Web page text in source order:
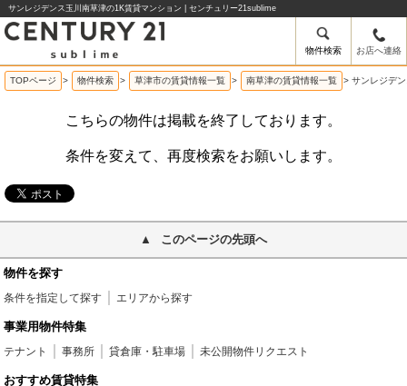
サンレジデンス玉川南草津の1K賃貸マンション | センチュリー21sublime
物件検索 お店へ連絡
TOPページ > 物件検索 > 草津市の賃貸情報一覧 > 南草津の賃貸情報一覧 > サンレジデ
こちらの物件は掲載を終了しております。
条件を変えて、再度検索をお願いします。
このページの先頭へ
物件を探す
条件を指定して探す エリアから探す
事業用物件特集
テナント 事務所 貸倉庫・駐車場 未公開物件リクエスト
おすすめ賃貸特集